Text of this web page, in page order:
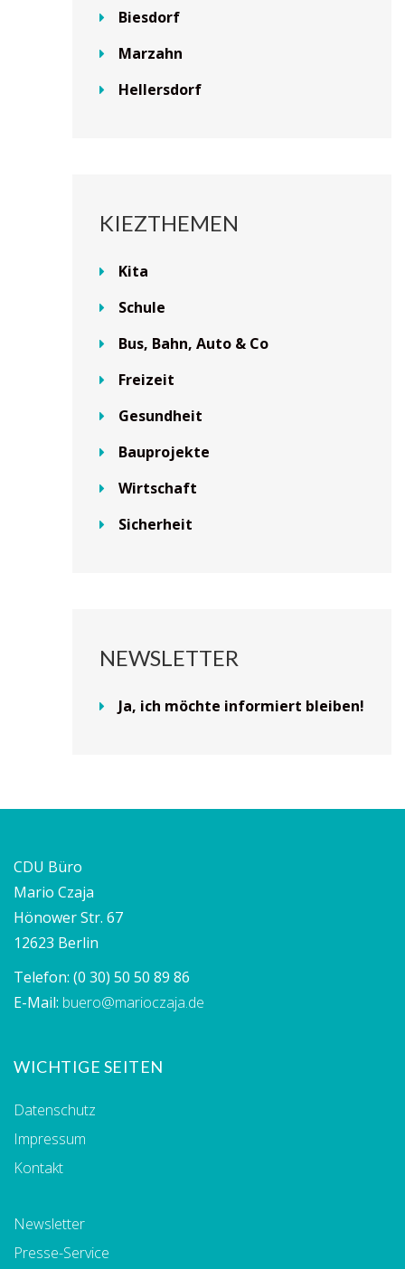
Biesdorf
Marzahn
Hellersdorf
KIEZTHEMEN
Kita
Schule
Bus, Bahn, Auto & Co
Freizeit
Gesundheit
Bauprojekte
Wirtschaft
Sicherheit
NEWSLETTER
Ja, ich möchte informiert bleiben!
CDU Büro
Mario Czaja
Hönower Str. 67
12623 Berlin
Telefon: (0 30) 50 50 89 86
E-Mail: buero@marioczaja.de
WICHTIGE SEITEN
Datenschutz
Impressum
Kontakt
Newsletter
Presse-Service